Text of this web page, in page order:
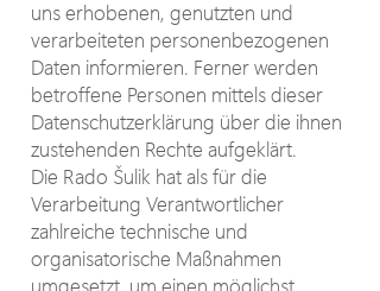
uns erhobenen, genutzten und
verarbeiteten personenbezogenen
Daten informieren. Ferner werden
betroffene Personen mittels dieser
Datenschutzerklärung über die ihnen
zustehenden Rechte aufgeklärt.
Die Rado Šulik hat als für die
Verarbeitung Verantwortlicher
zahlreiche technische und
organisatorische Maßnahmen
umgesetzt, um einen möglichst